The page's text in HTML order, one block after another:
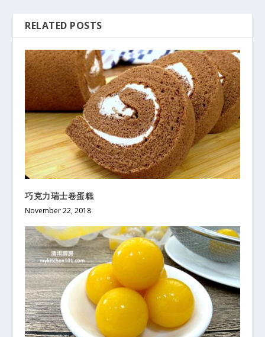
RELATED POSTS
巧克力瑞士卷蛋糕
November 22, 2018